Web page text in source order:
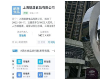
业卫浴套装
四件套厂家
直销，匠心
工艺与美学
融合
工艺美术品
与礼仪用品
制造的革新
之旅